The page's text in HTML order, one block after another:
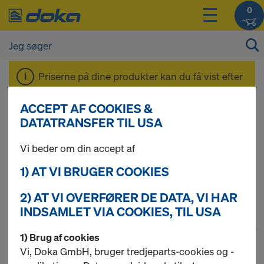
0
Priserne på dine produkter kan du få vist efter
Login.
Sikkerhedsprodukt
er
55 produkter fundet
ACCEPT AF COOKIES &
DATATRANSFER TIL USA
Vi beder om din accept af
1) AT VI BRUGER COOKIES
2) AT VI OVERFØRER DE DATA, VI HAR
INDSAMLET VIA COOKIES, TIL USA
1) Brug af cookies
Vi, Doka GmbH, bruger tredjeparts-cookies og -